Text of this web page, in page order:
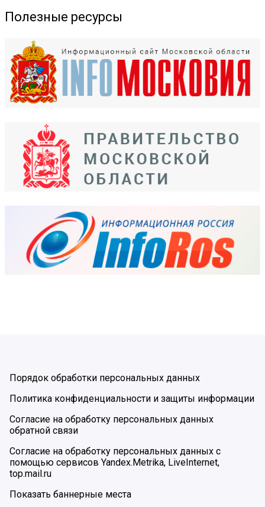
Полезные ресурсы
Порядок обработки персональных данных
Политика конфиденциальности и защиты информации
Согласие на обработку персональных данных
обратной связи
Согласие на обработку персональных данных с
помощью сервисов Yandex.Metrika, LiveInternet,
top.mail.ru
Показать баннерные места